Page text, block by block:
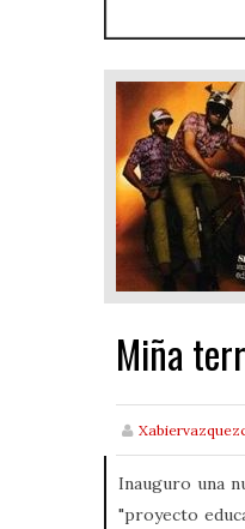
Miña
Inauguro una
"proyecto